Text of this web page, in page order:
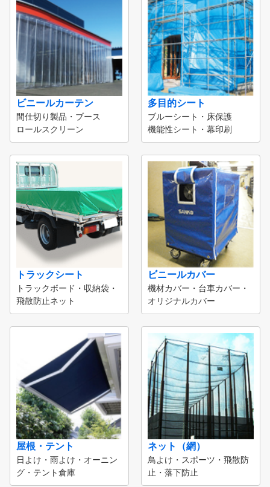
ビニールカーテン
間仕切り製品・ブース
ロールスクリーン
多目的シート
ブルーシート・床保護
機能性シート・幕印刷
トラックシート
トラックボード・収納袋・
飛散防止ネット
ビニールカバー
機材カバー・台車カバー・
オリジナルカバー
屋根・テント
日よけ・雨よけ・オーニン
グ・テント倉庫
ネット（網）
鳥よけ・スポーツ・飛散防
止・落下防止